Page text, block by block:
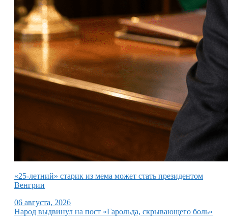
«25-летний» старик из мема может стать президентом
Венгрии
06 августа, 2026
Народ выдвинул на пост «Гарольда, скрывающего боль»